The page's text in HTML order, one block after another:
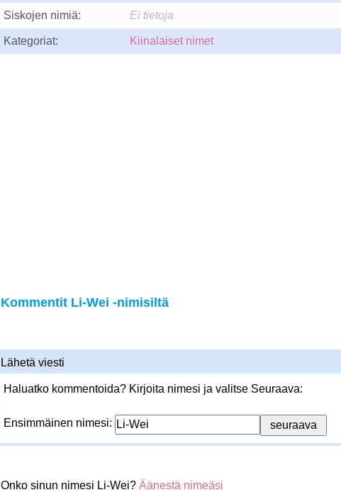
Siskojen nimiä: Ei tietoja
Kategoriat: Kiinalaiset nimet
Kommentit Li-Wei -nimisiltä
Lähetä viesti
Haluatko kommentoida? Kirjoita nimesi ja valitse Seuraava:
Ensimmäinen nimesi:
Onko sinun nimesi Li-Wei? Äänestä nimeäsi